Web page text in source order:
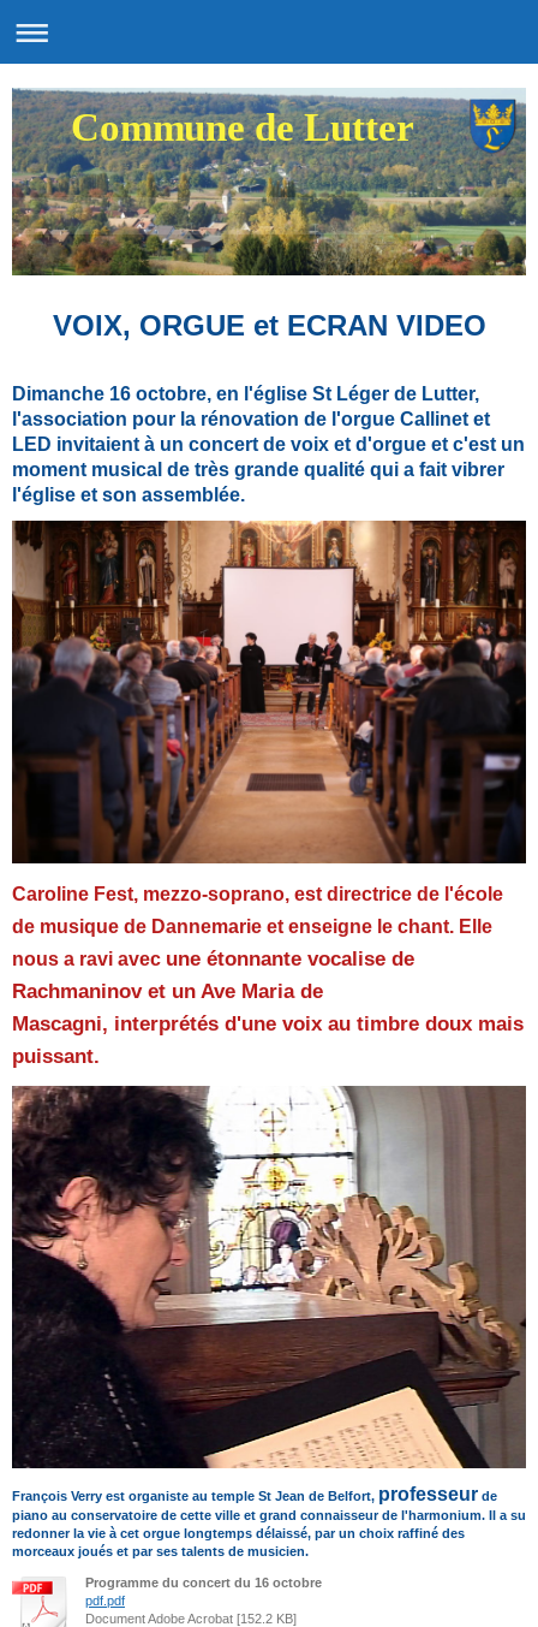
Commune de Lutter
VOIX, ORGUE et ECRAN VIDEO
Dimanche 16 octobre, en l'église St Léger de Lutter,
l'association pour la rénovation de l'orgue Callinet et
LED invitaient à un concert de voix et d'orgue et c'est un
moment musical de très grande qualité qui a fait vibrer
l'église et son assemblée.
Caroline Fest, mezzo-soprano, est directrice de l'école
de musique de Dannemarie et enseigne le chant. Elle
nous a ravi avec une étonnante vocalise de
Rachmaninov et un Ave Maria de
Mascagni, interprétés d'une voix au timbre doux mais
puissant.
François Verry est organiste au temple St Jean de Belfort, professeur de
piano au conservatoire de cette ville et grand connaisseur de l'harmonium. Il a su
redonner la vie à cet orgue longtemps délaissé, par un choix raffiné des
morceaux joués et par ses talents de musicien.
Programme du concert du 16 octobre
pdf.pdf
Document Adobe Acrobat [152.2 KB]